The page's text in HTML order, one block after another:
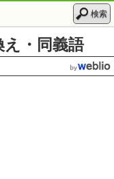
検索
・同義語